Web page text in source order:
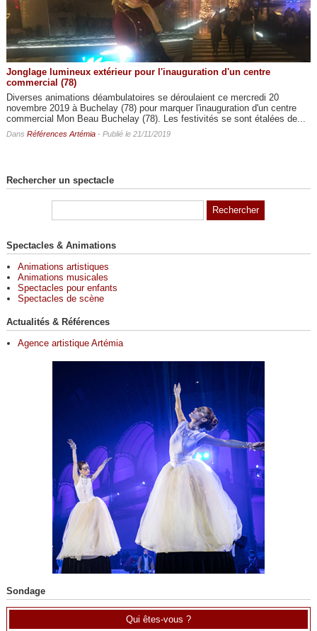
Jonglage lumineux extérieur pour l'inauguration d'un centre
commercial (78)
Diverses animations déambulatoires se déroulaient ce mercredi 20
novembre 2019 à Buchelay (78) pour marquer l'inauguration d'un centre
commercial Mon Beau Buchelay (78). Les festivités se sont étalées de...
Dans Références Artémia- Publié le 21/11/2019
Rechercher un spectacle
Spectacles & Animations
Animations artistiques
Animations musicales
Spectacles pour enfants
Spectacles de scène
Actualités & Références
Agence artistique Artémia
Sondage
Qui êtes-vous ?